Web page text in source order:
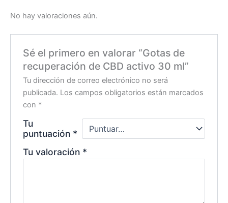
No hay valoraciones aún.
Sé el primero en valorar “Gotas de
recuperación de CBD activo 30 ml”
Tu dirección de correo electrónico no será
publicada. Los campos obligatorios están marcados
con *
Tu
puntuación *
Tu valoración *